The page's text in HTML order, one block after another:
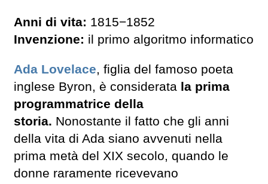
Anni di vita: 1815−1852
Invenzione: il primo algoritmo informatico
Ada Lovelace, figlia del famoso poeta
inglese Byron, è considerata la prima
programmatrice della
storia. Nonostante il fatto che gli anni
della vita di Ada siano avvenuti nella
prima metà del XIX secolo, quando le
donne raramente ricevevano